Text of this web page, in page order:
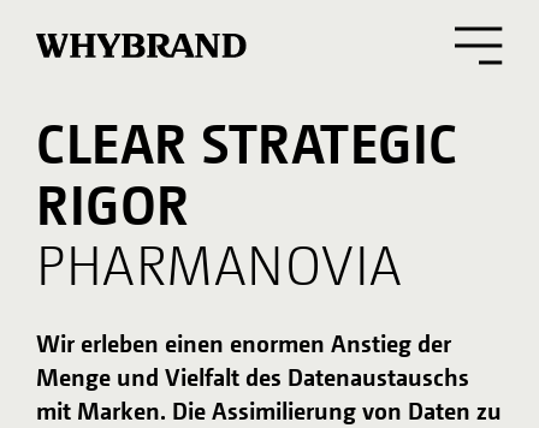
CLEAR STRATEGIC
RIGOR
PHARMANOVIA
Wir erleben einen enormen Anstieg der
Menge und Vielfalt des Datenaustauschs
mit Marken. Die Assimilierung von Daten zu
UNSERE AUFGABE
Atnahs/Pharmanovia – Das spezialisierte
verschreibungspflichtige Markenarzneimittel
um die strategische Vision zu erfüllen: ein
engagiertes, fortschrittliches, global agierendes
und spezialisiertes Pharma-Business sowie ein